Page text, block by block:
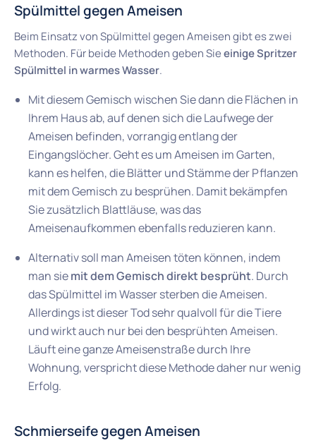
Spülmittel gegen Ameisen
Beim Einsatz von Spülmittel gegen Ameisen gibt es zwei
Methoden. Für beide Methoden geben Sieeinige Spritzer
Spülmittel in warmes Wasser.
Mit diesem Gemisch wischen Sie dann die Flächen in
Ihrem Haus ab, auf denen sich die Laufwege der
Ameisen befinden, vorrangig entlang der
Eingangslöcher. Geht es um Ameisen im Garten,
kann es helfen, die Blätter und Stämme der Pflanzen
mit dem Gemisch zu besprühen. Damit bekämpfen
Sie zusätzlich Blattläuse, was das
Ameisenaufkommen ebenfalls reduzieren kann.
Alternativ soll man Ameisen töten können, indem
man siemit dem Gemisch direkt besprüht. Durch
das Spülmittel im Wasser sterben die Ameisen.
Allerdings ist dieser Tod sehr qualvoll für die Tiere
und wirkt auch nur bei den besprühten Ameisen.
Läuft eine ganze Ameisenstraße durch Ihre
Wohnung, verspricht diese Methode daher nur wenig
Erfolg.
Schmierseife gegen Ameisen